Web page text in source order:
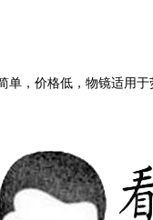
单，价格低，物镜适用于